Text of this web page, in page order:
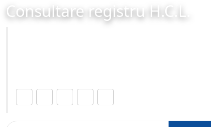
Consultare registru H.C.L.